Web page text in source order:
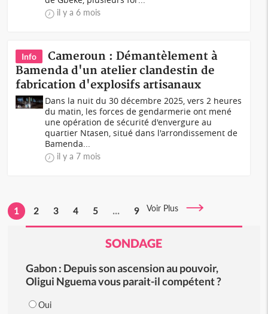
il y a 6 mois
Info
Cameroun : Démantèlement à
Bamenda d'un atelier clandestin de
fabrication d'explosifs artisanaux
Dans la nuit du 30 décembre 2025, vers 2 heures
du matin, les forces de gendarmerie ont mené
une opération de sécurité d'envergure au
quartier Ntasen, situé dans l'arrondissement de
Bamenda...
il y a 7 mois
1 2 3 4 5 ... 9 Voir Plus
SONDAGE
Gabon : Depuis son ascension au pouvoir,
Oligui Nguema vous parait-il compétent ?
Oui